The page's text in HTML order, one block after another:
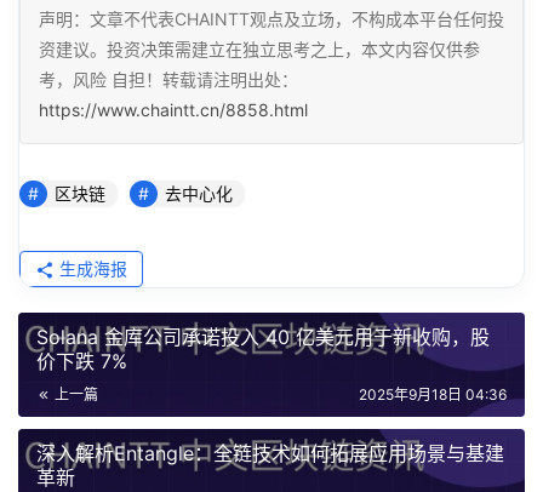
声明：文章不代表CHAINTT观点及立场，不构成本平台任何投
资建议。投资决策需建立在独立思考之上，本文内容仅供参
考，风险 自担！转载请注明出处：
https://www.chaintt.cn/8858.html
区块链 去中心化
生成海报
Solana 金库公司承诺投入 40 亿美元用于新收购，股
价下跌 7%
上一篇 2025年9月18日 04:36
深入解析Entangle：全链技术如何拓展应用场景与基建
革新